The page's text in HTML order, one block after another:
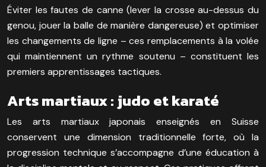
Éviter les fautes de canne (lever la crosse au-dessus du
genou, jouer la balle de manière dangereuse) et optimiser
les changements de ligne – ces remplacements à la volée
qui maintiennent un rythme soutenu – constituent les
premiers apprentissages tactiques.
Arts martiaux : judo et karaté
Les arts martiaux japonais enseignés en Suisse
conservent une dimension traditionnelle forte, où la
progression technique s’accompagne d’une éducation à